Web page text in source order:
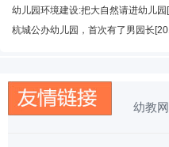
幼儿园环境建设:把大自然请进幼儿园
杭城公办幼儿园，首次有了男园长
幼教网